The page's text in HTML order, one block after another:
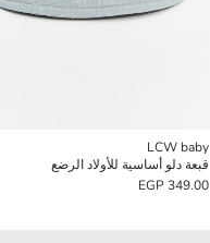
LCW baby
قبعة دلو أساسية للأولاد الرضع
349.00 EGP